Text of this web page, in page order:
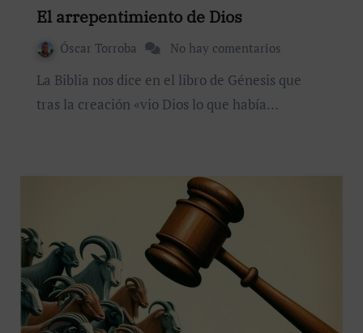
El arrepentimiento de Dios
Óscar Torroba No hay comentarios
La Biblia nos dice en el libro de Génesis que
tras la creación «vio Dios lo que había…